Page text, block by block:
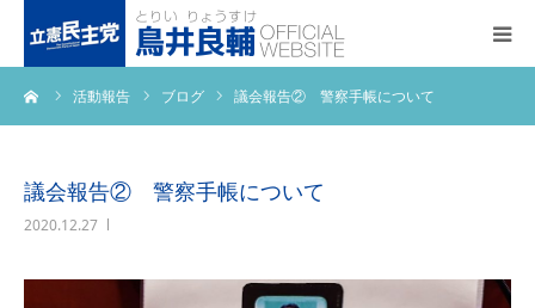
活動報告 ブログ 議会報告② 警察手帳について
議会報告② 警察手帳について
2020.12.27
トップページ
プロフィール